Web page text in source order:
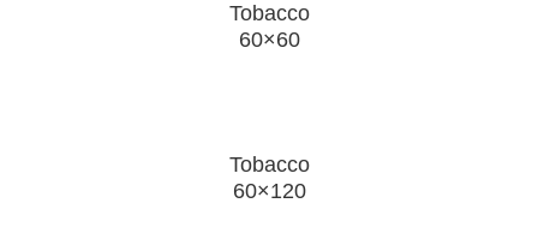
Tobacco
60×60
Tobacco
60×120